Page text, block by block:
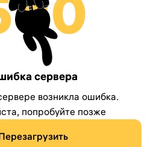
сервера
возникла ошибка.
попробуйте позже